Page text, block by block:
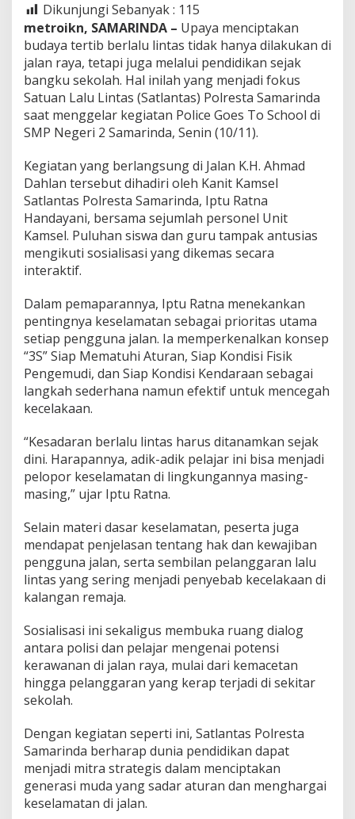
Dikunjungi Sebanyak : 115
metroikn, SAMARINDA – Upaya menciptakan
budaya tertib berlalu lintas tidak hanya dilakukan di
jalan raya, tetapi juga melalui pendidikan sejak
bangku sekolah. Hal inilah yang menjadi fokus
Satuan Lalu Lintas (Satlantas) Polresta Samarinda
saat menggelar kegiatan Police Goes To School di
SMP Negeri 2 Samarinda, Senin (10/11).
Kegiatan yang berlangsung di Jalan K.H. Ahmad
Dahlan tersebut dihadiri oleh Kanit Kamsel
Satlantas Polresta Samarinda, Iptu Ratna
Handayani, bersama sejumlah personel Unit
Kamsel. Puluhan siswa dan guru tampak antusias
mengikuti sosialisasi yang dikemas secara
interaktif.
Dalam pemaparannya, Iptu Ratna menekankan
pentingnya keselamatan sebagai prioritas utama
setiap pengguna jalan. Ia memperkenalkan konsep
“3S” Siap Mematuhi Aturan, Siap Kondisi Fisik
Pengemudi, dan Siap Kondisi Kendaraan sebagai
langkah sederhana namun efektif untuk mencegah
kecelakaan.
“Kesadaran berlalu lintas harus ditanamkan sejak
dini. Harapannya, adik-adik pelajar ini bisa menjadi
pelopor keselamatan di lingkungannya masing-
masing,” ujar Iptu Ratna.
Selain materi dasar keselamatan, peserta juga
mendapat penjelasan tentang hak dan kewajiban
pengguna jalan, serta sembilan pelanggaran lalu
lintas yang sering menjadi penyebab kecelakaan di
kalangan remaja.
Sosialisasi ini sekaligus membuka ruang dialog
antara polisi dan pelajar mengenai potensi
kerawanan di jalan raya, mulai dari kemacetan
hingga pelanggaran yang kerap terjadi di sekitar
sekolah.
Dengan kegiatan seperti ini, Satlantas Polresta
Samarinda berharap dunia pendidikan dapat
menjadi mitra strategis dalam menciptakan
generasi muda yang sadar aturan dan menghargai
keselamatan di jalan.